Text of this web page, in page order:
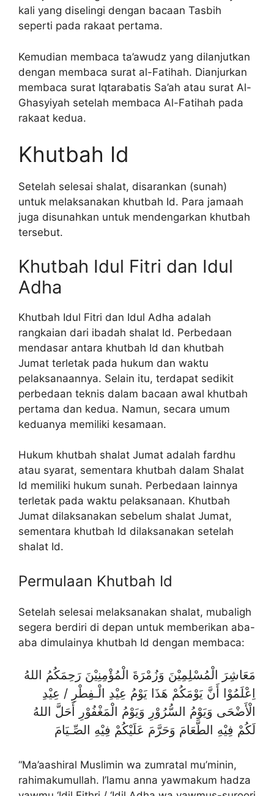
kali yang diselingi dengan bacaan Tasbih
seperti pada rakaat pertama.
Kemudian membaca ta’awudz yang dilanjutkan
dengan membaca surat al-Fatihah. Dianjurkan
membaca surat Iqtarabatis Sa’ah atau surat Al-
Ghasyiyah setelah membaca Al-Fatihah pada
rakaat kedua.
Khutbah Id
Setelah selesai shalat, disarankan (sunah)
untuk melaksanakan khutbah Id. Para jamaah
juga disunahkan untuk mendengarkan khutbah
tersebut.
Khutbah Idul Fitri dan Idul
Adha
Khutbah Idul Fitri dan Idul Adha adalah
rangkaian dari ibadah shalat Id. Perbedaan
mendasar antara khutbah Id dan khutbah
Jumat terletak pada hukum dan waktu
pelaksanaannya. Selain itu, terdapat sedikit
perbedaan teknis dalam bacaan awal khutbah
pertama dan kedua. Namun, secara umum
keduanya memiliki kesamaan.
Hukum khutbah shalat Jumat adalah fardhu
atau syarat, sementara khutbah dalam Shalat
Id memiliki hukum sunah. Perbedaan lainnya
terletak pada waktu pelaksanaan. Khutbah
Jumat dilaksanakan sebelum shalat Jumat,
sementara khutbah Id dilaksanakan setelah
shalat Id.
Permulaan Khutbah Id
Setelah selesai melaksanakan shalat, mubaligh
segera berdiri di depan untuk memberikan aba-
aba dimulainya khutbah Id dengan membaca:
مَعَاشِرَ الْمُسْلِمِيْنَ وَزُمْرَةَ الْمُؤْمِنِيْنَ رَحِمَكُمُ اللهُ
اِعْلَمُوْا أَنَّ يَوْمَكُمْ هَذَا يَوْمُ عِيْدِ الْـفِطْرِ / عِيْدِ
الْأَضْحَى وَيَوْمُ السُّرُوْرِ وَيَوْمُ الْمَغْفُوْرِ أَحَلَّ اللهُ
لَكُمْ فِيْهِ الطَّعَامَ وَحَرَّمَ عَلَيْكُمْ فِيْهِ الصِّـيَامَ
“Ma’aashiral Muslimin wa zumratal mu’minin,
rahimakumullah. I’lamu anna yawmakum hadza